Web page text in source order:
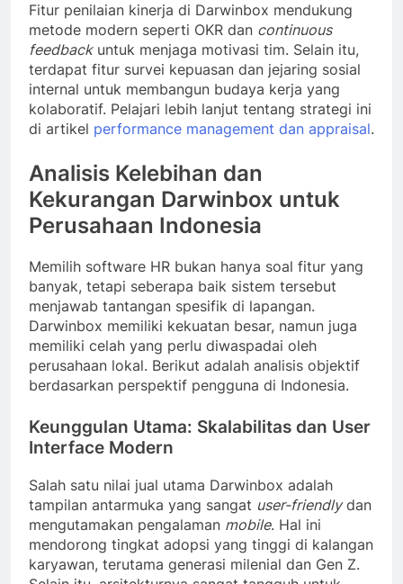
Fitur penilaian kinerja di Darwinbox mendukung
metode modern seperti OKR dan continuous
feedbackuntuk menjaga motivasi tim. Selain itu,
terdapat fitur survei kepuasan dan jejaring sosial
internal untuk membangun budaya kerja yang
kolaboratif. Pelajari lebih lanjut tentang strategi ini
di artikel performance management dan appraisal.
Analisis Kelebihan dan
Kekurangan Darwinbox untuk
Perusahaan Indonesia
Memilih software HR bukan hanya soal fitur yang
banyak, tetapi seberapa baik sistem tersebut
menjawab tantangan spesifik di lapangan.
Darwinbox memiliki kekuatan besar, namun juga
memiliki celah yang perlu diwaspadai oleh
perusahaan lokal. Berikut adalah analisis objektif
berdasarkan perspektif pengguna di Indonesia.
Keunggulan Utama: Skalabilitas dan User
Interface Modern
Salah satu nilai jual utama Darwinbox adalah
tampilan antarmuka yang sangat user-friendlydan
mengutamakan pengalaman mobile. Hal ini
mendorong tingkat adopsi yang tinggi di kalangan
karyawan, terutama generasi milenial dan Gen Z.